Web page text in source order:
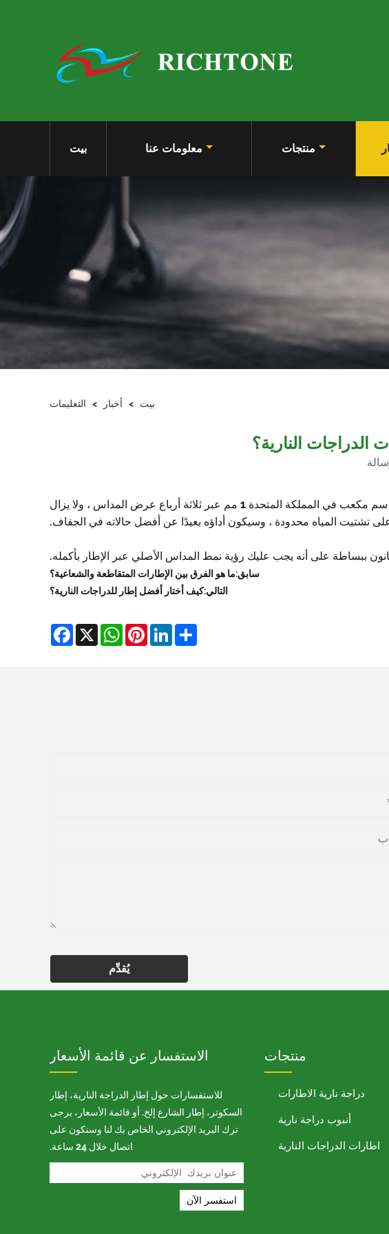
بيت معلومات عنا منتجات
بيت > أخبار > التعليمات
الدراجات النارية؟
يبلغ الحد القانوني لعمق المداس للدراجات النارية والدراجات البخارية والدراجات البخارية التي تزيد عن 50 سم مكعب في المملكة المتحدة 1 مم عبر ثلاثة أرباع عرض المداس ، ولا يزال
تشتيت المياه محدودة ، وسيكون أداؤه بعيدًا عن أفضل حالاته في الجفاف.
سابق:ما هو الفرق بين الإطارات المتقاطعة والشعاعية؟
التالي:كيف أختار أفضل إطار للدراجات النارية؟
Facebook X
WhatsAppPinterestLinkedInShare
يُقدِّم
منتجات
دراجة نارية الاطارات
أنبوب دراجة نارية
اطارات الدراجات النارية
الاستفسار عن قائمة الأسعار
للاستفسارات حول إطار الدراجة النارية، إطار
السكوتر، إطار الشارع إلخ. أو قائمة الأسعار، يرجى
ترك البريد الإلكتروني الخاص بك لنا وسنكون على
اتصال خلال 24 ساعة.